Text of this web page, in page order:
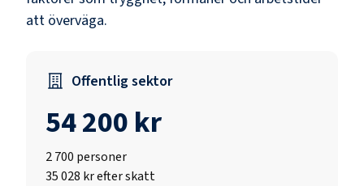
att överväga.
Offentlig sektor
54 200 kr
2 700 personer
35 028 kr efter skatt